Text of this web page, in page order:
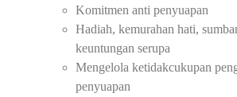
Komitmen anti penyuapan
Hadiah, kemurahan hati,
keuntungan serupa
Mengelola ketidakcukupan
penyuapan